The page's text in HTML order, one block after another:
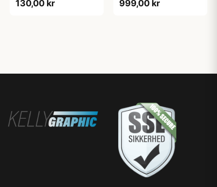
130,00 kr 999,00 kr